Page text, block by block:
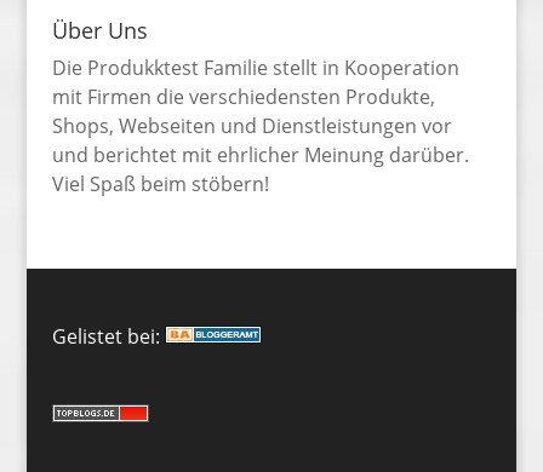
Über Uns
Die Produkktest Familie stellt in Kooperation
mit Firmen die verschiedensten Produkte,
Shops, Webseiten und Dienstleistungen vor
und berichtet mit ehrlicher Meinung darüber.
Viel Spaß beim stöbern!
Gelistet bei: